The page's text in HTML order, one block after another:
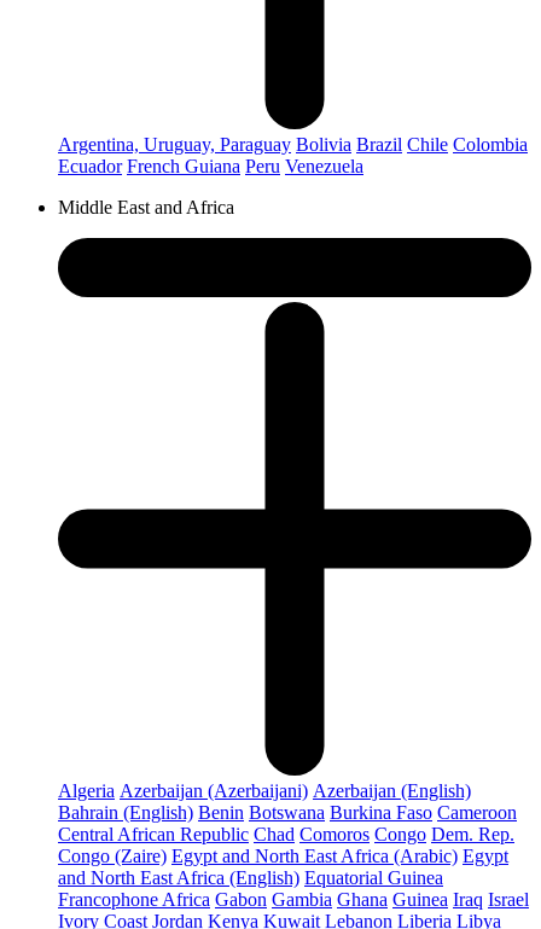
Argentina, Uruguay, Paraguay Bolivia Brazil Chile Colombia
Ecuador French Guiana Peru Venezuela
Middle East and Africa
Algeria Azerbaijan (Azerbaijani) Azerbaijan (English)
Bahrain (English) Benin Botswana Burkina Faso Cameroon
Central African Republic Chad Comoros Congo Dem. Rep.
Congo (Zaire) Egypt and North East Africa (Arabic) Egypt
and North East Africa (English) Equatorial Guinea
Francophone Africa Gabon Gambia Ghana Guinea Iraq Israel
Ivory Coast Jordan Kenya Kuwait Lebanon Liberia Libya